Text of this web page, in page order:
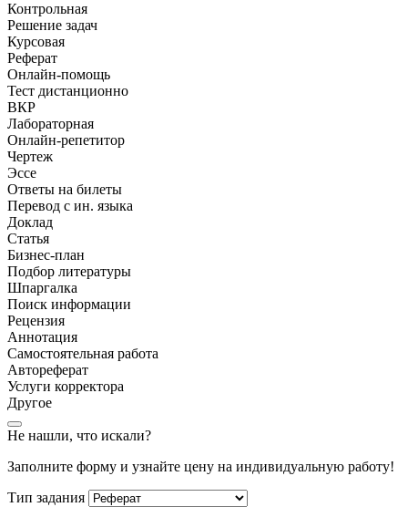
Контрольная
Решение задач
Курсовая
Реферат
Онлайн-помощь
Тест дистанционно
ВКР
Лабораторная
Онлайн-репетитор
Чертеж
Эссе
Ответы на билеты
Перевод с ин. языка
Доклад
Статья
Бизнес-план
Подбор литературы
Шпаргалка
Поиск информации
Рецензия
Аннотация
Самостоятельная работа
Автореферат
Услуги корректора
Другое
Не нашли, что искали?
Заполните форму и узнайте цену на индивидуальную работу!
Тип задания